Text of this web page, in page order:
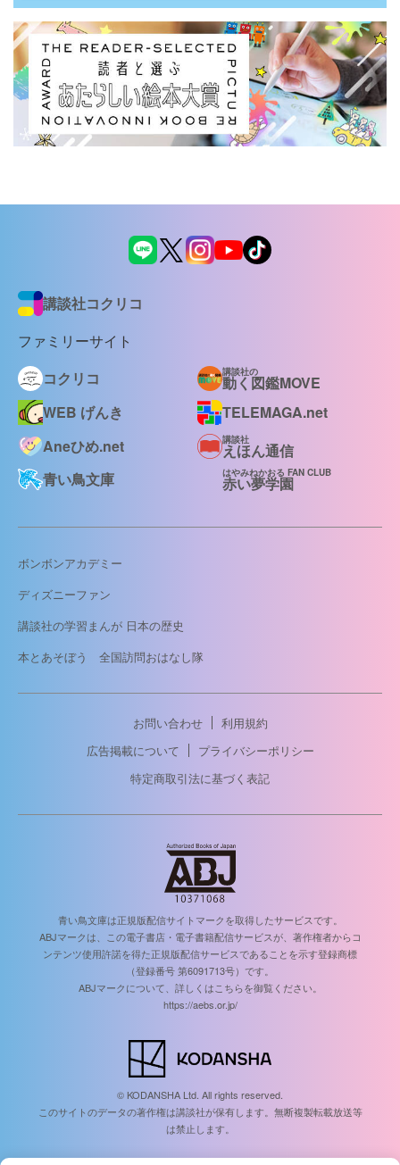
講談社コクリコ
ファミリーサイト
コクリコ
講談社の
動く図鑑MOVE
WEB げんき
TELEMAGA.net
Aneひめ.net
講談社
えほん通信
青い鳥文庫
はやみねかおる FAN CLUB
赤い夢学園
ボンボンアカデミー
ディズニーファン
講談社の学習まんが 日本の歴史
本とあそぼう 全国訪問おはなし隊
お問い合わせ
利用規約
広告掲載について
プライバシーポリシー
特定商取引法に基づく表記
青い鳥文庫は正規版配信サイトマークを取得したサービスです。
ABJマークは、この電子書店・電子書籍配信サービスが、著作権者からコ
ンテンツ使用許諾を得た正規版配信サービスであることを示す登録商標
（登録番号 第6091713号）です。
ABJマークについて、詳しくはこちらを御覧ください。
https://aebs.or.jp/
© KODANSHA Ltd. All rights reserved.
このサイトのデータの著作権は講談社が保有します。無断複製転載放送等
は禁止します。